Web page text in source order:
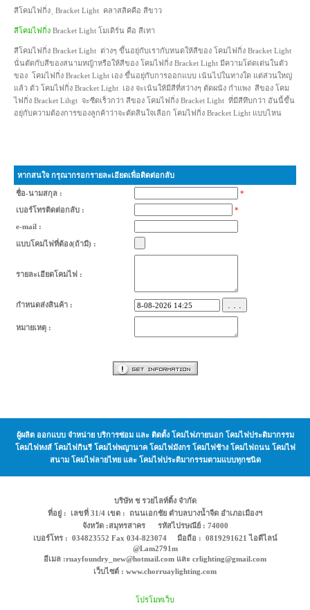
สีโคมไฟกิ่ง ฺ Bracket Light คลาสสิคคือ สีขาว
สีโคมไฟกิ่ง Bracket Light โมเดิร์น คือ สีเทา
สีโคมไฟกิ่ง Bracket Light ต่างๆ ขึ้นอยุ่กับเรากับหนดให้สีของ โคมไฟกิ่ง Bracket Light
นั่นตัดกับสีของสนามหญ้าหรือให้สีของ โคมไฟกิ่ง Bracket Light มีความโด่ดเด่นในตัว
ของ โคมไฟกิ่ง Bracket Light เอง ขึ้นอยุ่กับการออกแบบ เน้นไปในทางใด แต่ส่วนใหญ่
แล้ว ตัว โคมไฟกิ่ง Bracket Light เอง จะเน้นให้มีสีที่สว่างๆ ตัดผนัง กำแพง สีของ โคม
ไฟกิ่ง Bracket Lihgt จะซีดเร็วกว่า สีของ โคมไฟกิ่ง Bracket Light ที่มีสีทึบกว่า อันนี้ขึ้น
อยุ่กับความต้องการของลูกค้าว่าจะตัดสินใจเลือก โคมไฟกิ่ง Bracket Light แบบไหน
หากสนใจ กรุณากรอกรายละเอียดเพื่อติดต่อกลับ
ชื่อ-นามสกุล :
*
เบอร์โทรติดต่อกลับ :
*
e-mail :
แบบโคมไฟที่ต้อง(ถ้ามี) :
รายละเอียดโคมไฟ :
กำหนดส่งสินค้า : . . .
หมายเหตุ :
ผู้ผลิต ออกแบบ จำหน่าย บริการซ่อม และ ติดตั้ง โคมไฟภายนอก โคมไฟประติมากรรม
โคมไฟหงส์ โคมไฟกินรี โคมไฟพญานาค โคมไฟมังกร โคมไฟช้าง โคมไฟถนน โคมไฟ
สนาม โคมไฟลายไทย และ โคมไฟประติมากรรมตามแบบทุกชนิด
บริษัท ช รวยไลท์ติ้ง จำกัด
ที่อยู่ : เลขที่ 31/4 เขต : ถนนเอกชัย ตำบลบางน้ำจืด อำเภอเมืองฯ
จังหวัด :สมุทรสาคร รหัสไปรษณีย์ : 74000
เบอร์โทร : 034823552 Fax 034-823074 มือถือ : 0819291621 ไอดีไลน์
@Lam2791m
อีเมล :ruayfoundry_new@hotmail.com และ crlighting@gmail.com
เว็บไซต์ : www.chorruaylighting.com
โปรโมทเว็บ